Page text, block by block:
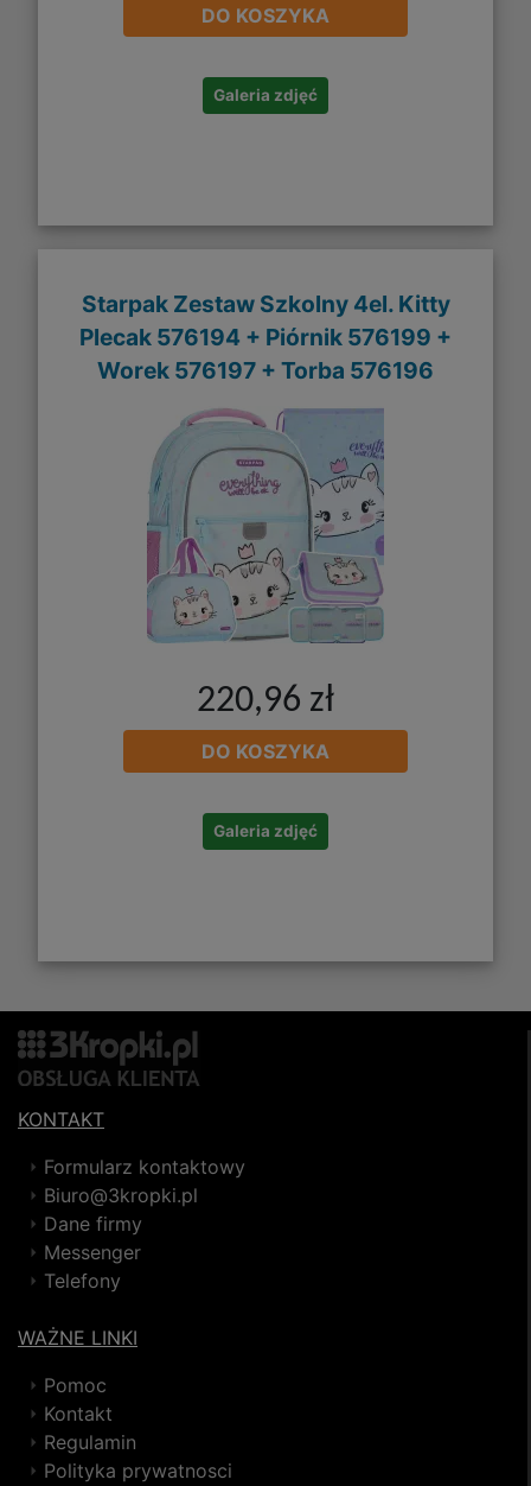
DO KOSZYKA
Galeria zdjęć
Starpak Zestaw Szkolny 4el. Kitty
Plecak 576194 + Piórnik 576199 +
Worek 576197 + Torba 576196
220,96 zł
DO KOSZYKA
Galeria zdjęć
KONTAKT
Formularz kontaktowy
Biuro@3kropki.pl
Dane firmy
Messenger
Telefony
WAŻNE LINKI
Pomoc
Kontakt
Regulamin
Polityka prywatnosci